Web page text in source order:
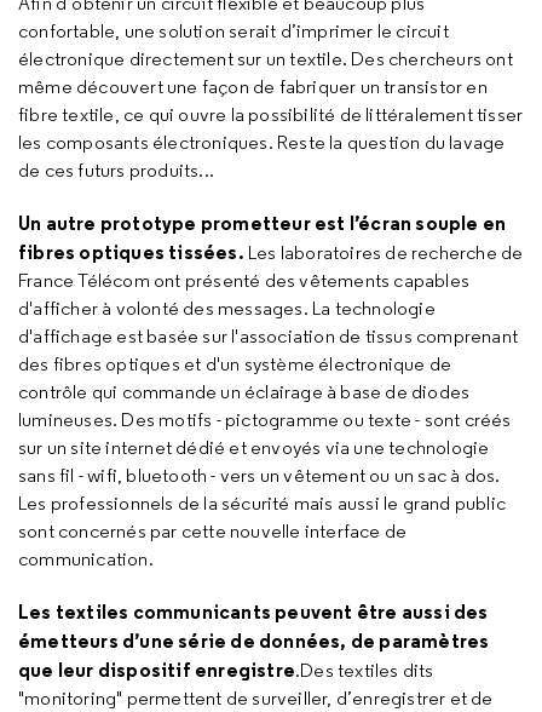
confortable, une solution serait d’imprimer le circuit
électronique directement sur un textile. Des chercheurs ont
même découvert une façon de fabriquer un transistor en
fibre textile, ce qui ouvre la possibilité de littéralement tisser
les composants électroniques. Reste la question du lavage
de ces futurs produits...
Un autre prototype prometteur est l’écran souple en
fibres optiques tissées. Les laboratoires de recherche de
France Télécom ont présenté des vêtements capables
d'afficher à volonté des messages. La technologie
d'affichage est basée sur l'association de tissus comprenant
des fibres optiques et d'un système électronique de
contrôle qui commande un éclairage à base de diodes
lumineuses. Des motifs - pictogramme ou texte - sont créés
sur un site internet dédié et envoyés via une technologie
sans fil - wifi, bluetooth - vers un vêtement ou un sac à dos.
Les professionnels de la sécurité mais aussi le grand public
sont concernés par cette nouvelle interface de
communication.
Les textiles communicants peuvent être aussi des
émetteurs d’une série de données, de paramètres
que leur dispositif enregistre.Des textiles dits
"monitoring" permettent de surveiller, d’enregistrer et de